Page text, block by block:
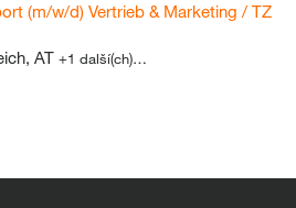
(m/w/d) Vertrieb & Marketing / TZ
AT +1 další(ch)…